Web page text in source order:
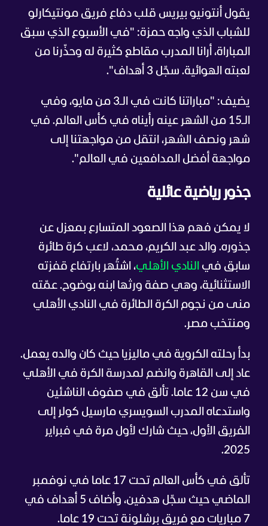
يقول أنتونيو بيريس قلب دفاع فريق مونتيكارلو
للشباب الذي واجه حمزة: "في الأسبوع الذي سبق
المباراة، أرانا المدرب مقاطع كثيرة له وحذّرنا من
لعبته الهوائية. سجّل 3 أهداف".
يضيف: "مباراتنا كانت في الـ3 من مايو، وفي
الـ15 من الشهر عينه رأيناه في كأس العالم. في
شهر ونصف الشهر، انتقل من مواجهتنا إلى
مواجهة أفضل المدافعين في العالم".
جذور رياضية عائلية
لا يمكن فهم هذا الصعود المتسارع بمعزل عن
جذوره. والد عبد الكريم، محمد، لاعب كرة طائرة
سابق في النادي الأهلي، اشتُهر بارتفاع قفزته
الاستثنائية، وهي صفة ورثها ابنه بوضوح. عمّته
منى من نجوم الكرة الطائرة في النادي الأهلي
ومنتخب مصر.
بدأ رحلته الكروية في ماليزيا حيث كان والده يعمل.
عاد إلى القاهرة وانضم لمدرسة الكرة في الأهلي
في سن 12 عاما. تألق في صفوف الناشئين
واستدعاه المدرب السويسري مارسيل كولر إلى
الفريق الأول، حيث شارك لأول مرة في فبراير
2025.
تألق في كأس العالم تحت 17 عاما في نوفمبر
الماضي حيث سجّل هدفين، وأضاف 5 أهداف في
7 مباريات مع فريق برشلونة تحت 19 عاما.